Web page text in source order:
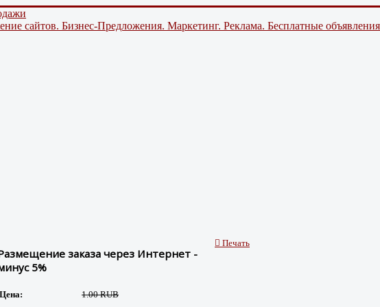
сайтов. Бизнес-Предложения. Маркетинг. Реклама. Бесплатные
Печать
заказа через Интернет -
5%
Цена: 1.00 RUB